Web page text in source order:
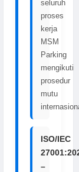
seluruh
proses
kerja
MSM
Parking
mengikuti
prosedur
mutu
ISO/IEC
–